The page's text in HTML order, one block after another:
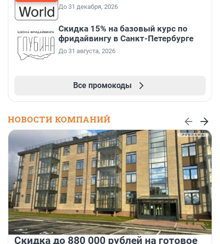
До 31 декабря, 2026
Скидка 15% на базовый курс по
фридайвингу в Санкт-Петербурге
До 31 августа, 2026
Все промокоды
НОВОСТИ КОМПАНИЙ
Скидка до 880 000 рублей на готовое